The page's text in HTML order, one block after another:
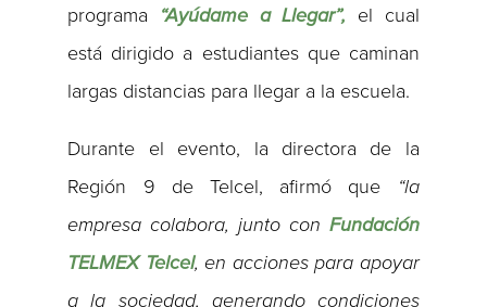
programa “Ayúdame a Llegar”, el cual
está dirigido a estudiantes que caminan
largas distancias para llegar a la escuela.
Durante el evento, la directora de la
Región 9 de Telcel, afirmó que
“la
empresa colabora, junto con Fundación
TELMEX Telcel, en acciones para apoyar
a la sociedad, generando condiciones